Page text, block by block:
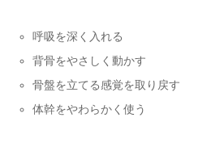
呼吸を深く入れる
背骨をやさしく動かす
骨盤を立てる感覚を取り戻す
体幹をやわらかく使う